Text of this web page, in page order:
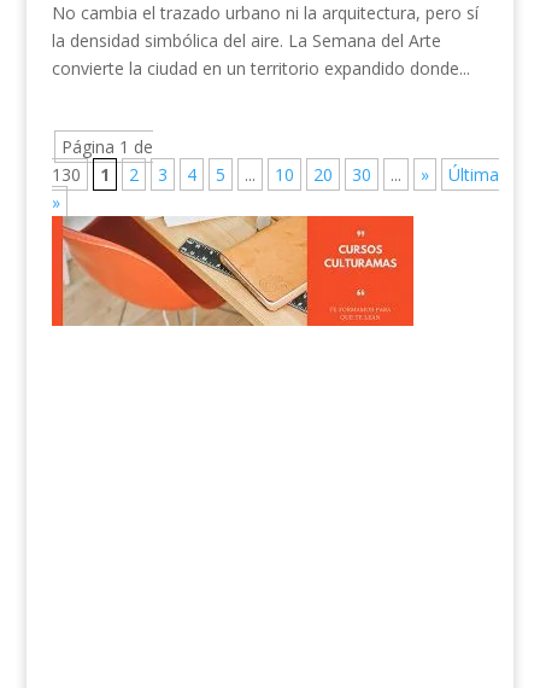
No cambia el trazado urbano ni la arquitectura, pero sí
la densidad simbólica del aire. La Semana del Arte
convierte la ciudad en un territorio expandido donde...
Página 1 de
130
1 2 3 4 5 ... 10 20 30 ... »
Última
»